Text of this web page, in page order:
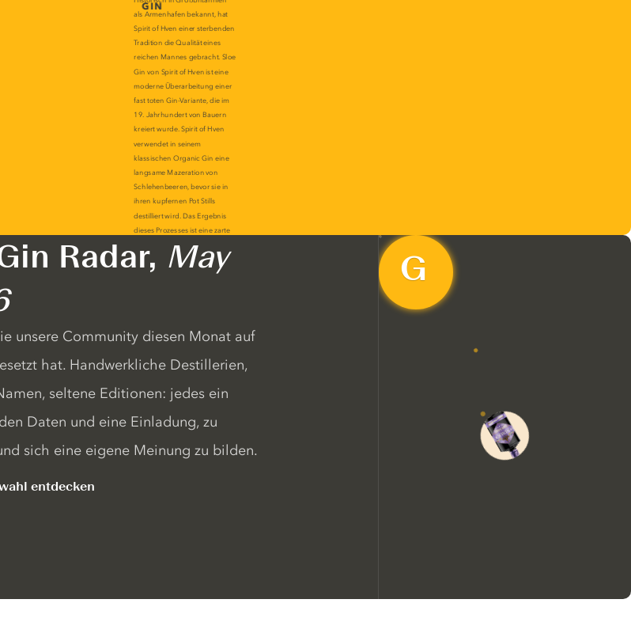
Radar, May
unsere Community diesen Monat auf
hat. Handwerkliche Destillerien,
seltene Editionen: jedes ein
Daten und eine Einladung, zu
sich eine eigene Meinung zu bilden.
entdecken